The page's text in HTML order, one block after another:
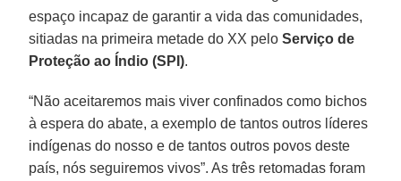
espaço incapaz de garantir a vida das comunidades,
sitiadas na primeira metade do XX peloServiço de
Proteção ao Índio (SPI).
“Não aceitaremos mais viver confinados como bichos
à espera do abate, a exemplo de tantos outros líderes
indígenas do nosso e de tantos outros povos deste
país, nós seguiremos vivos”. As três retomadas foram